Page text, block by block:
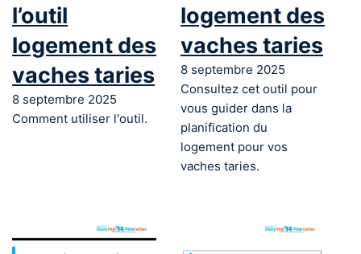
l’outil
logement des
vaches taries
8 septembre 2025
Comment utiliser l'outil.
logement des
vaches taries
8 septembre 2025
Consultez cet outil pour
vous guider dans la
planification du
logement pour vos
vaches taries.